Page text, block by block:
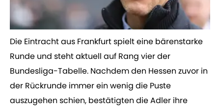
​Die Eintracht aus Frankfurt spielt eine bärenstarke
Runde und steht aktuell auf Rang vier der
Bundesliga-Tabelle. Nachdem den Hessen zuvor in
der Rückrunde immer ein wenig die Puste
auszugehen schien, bestätigten die Adler ihre